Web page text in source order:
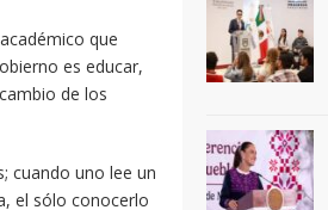
que
es educar,
de los
cuando uno lee un
el sólo conocerlo